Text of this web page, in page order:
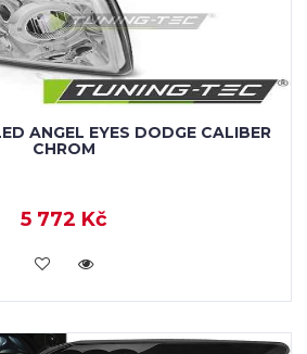
ANGEL EYES DODGE CALIBER
CHROM
5 772 Kč
KOUPIT